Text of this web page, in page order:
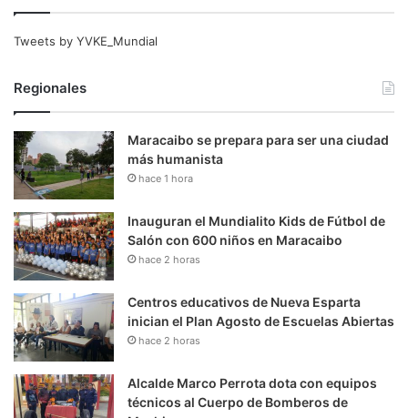
Tweets by YVKE_Mundial
Regionales
Maracaibo se prepara para ser una ciudad
más humanista
hace 1 hora
Inauguran el Mundialito Kids de Fútbol de
Salón con 600 niños en Maracaibo
hace 2 horas
Centros educativos de Nueva Esparta
inician el Plan Agosto de Escuelas Abiertas
hace 2 horas
Alcalde Marco Perrota dota con equipos
técnicos al Cuerpo de Bomberos de